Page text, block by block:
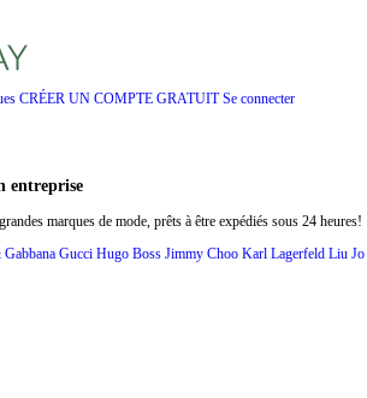
CRÉER UN COMPTE GRATUITSe connecter
entreprise
marques de mode, prêts à être expédiés sous 24 heures!
Gucci Hugo Boss Jimmy Choo Karl Lagerfeld Liu Jo